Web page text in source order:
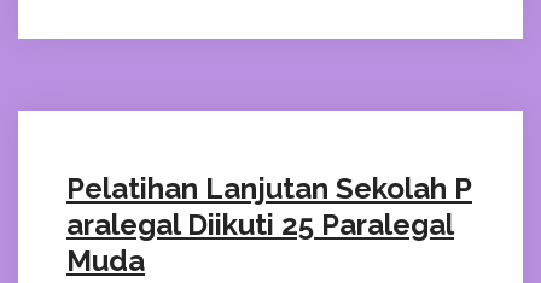
Pelatihan Lanjutan Sekolah P
aralegal Diikuti 25 Paralegal
Muda